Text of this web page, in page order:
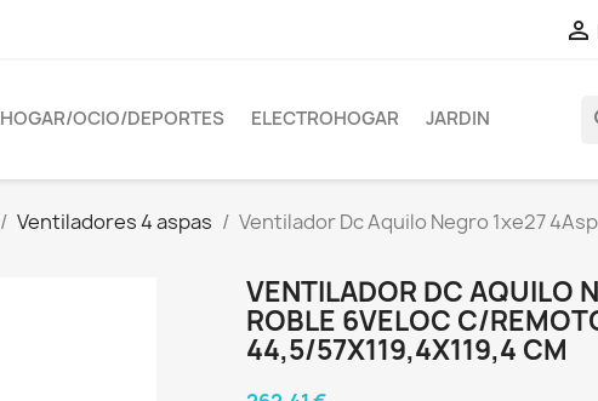

HOGAR/OCIO/DEPORTES ELECTROHOGAR JARDIN
Ventiladores 4 aspas
Ventilador Dc Aquilo Negro 1xe27
VENTILADOR DC AQUILO
ROBLE 6VELOC C/
44,5/57X119,4X119,4 CM